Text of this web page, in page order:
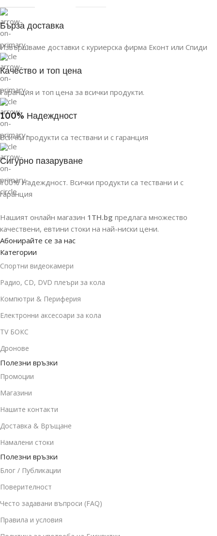
Бърза доставка
Извършваме доставки с куриерска фирма Еконт или Спиди
Качество и топ цена
Гаранция и топ цена за всички продукти.
100% Надеждност
Всички продукти са тествани и с гаранция
Сигурно пазаруване
100% Надеждност. Всички продукти са тествани и с
гаранция
Нашият онлайн магазин 1TH.bg предлага множество
качествени, евтини стоки на най-ниски цени.
Абонирайте се за нас
Категории
Спортни видеокамери
Радио, CD, DVD плеъри за кола
Компютри & Периферия
Електронни аксесоари за кола
TV БОКС
Дронове
Полезни връзки
Промоции
Магазини
Нашите контакти
Доставка & Връщане
Намалени стоки
Полезни връзки
Блог / Публикации
Поверителност
Често задавани въпроси (FAQ)
Правила и условия